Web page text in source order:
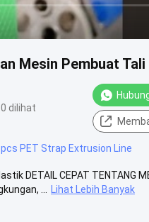
Mesin Pembuat
dilihat
pcs PET Strap Extrusion Line
DETAIL CEPAT TENTANG
...
Lihat Lebih Banyak